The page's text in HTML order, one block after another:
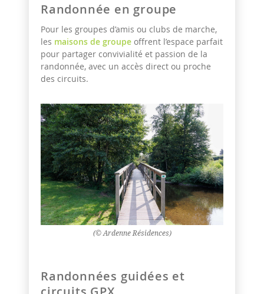
Randonnée en groupe
Pour les groupes d’amis ou clubs de marche,
les maisons de groupe offrent l’espace parfait
pour partager convivialité et passion de la
randonnée, avec un accès direct ou proche
des circuits.
(© Ardenne Résidences)
Randonnées guidées et